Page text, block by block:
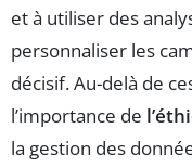
et à utiliser des
personnaliser les
décisif. Au-delà de
l’importance de
la gestion des